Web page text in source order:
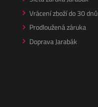
Vrácení zboží do 30 dnů
Prodloužená záruka
Doprava Jarabák